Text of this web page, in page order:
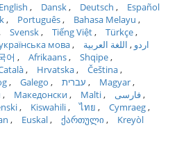
English Dansk Deutsch
Español
Português
Bahasa Melayu
Svensk Tiếng Việt
Türkçe
мова اردو
اللغة العربية
어 Afrikaans
Shqipe
Hrvatska
Čeština
Galego עברית
Magyar
Македонски Malti
فارسی
Kiswahili ไทย
Cymraeg
Euskal ქართული
Kreyòl